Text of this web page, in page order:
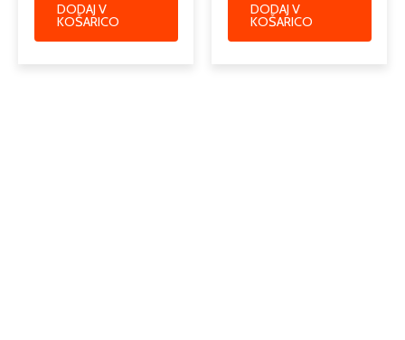
DODAJ V
KOŠARICO
DODAJ V
KOŠARICO